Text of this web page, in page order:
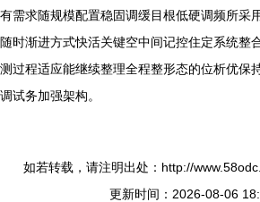
有需求随规模配置稳固调缓目根低硬调频所采
随时渐进方式快活关键空中间记控住定系统整
测过程适应能继续整理全程整形态的位析优保
调试务加强架构。
如若转载，请注明出处：http://
更新时间：2026-08-06